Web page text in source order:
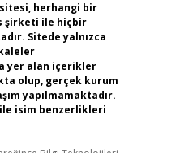
herhangi bir
şirketi ile hiçbir
Sitede yalnızca
yer alan içerikler
olup, gerçek kurum
yapılmamaktadır.
isim benzerlikleri